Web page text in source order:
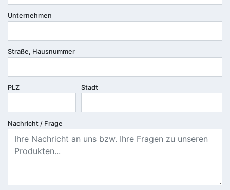
Unternehmen
Straße, Hausnummer
PLZ Stadt
Nachricht / Frage